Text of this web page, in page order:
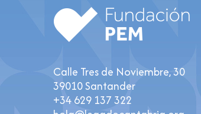
Calle Tres de Noviembre, 30
39010 Santander
+34 629 137 322